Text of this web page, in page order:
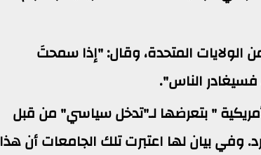
الولايات المتحدة، وقال: "إذا سمحتَ
الناس".
" بتعرضها لـ"تدخل سياسي" من قبل
وفي بيان لها اعتبرت تلك الجامعات أن هذا